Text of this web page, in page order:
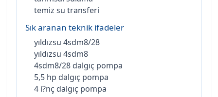
temiz su transferi
Sık aranan teknik ifadeler
yıldızsu 4sdm8/28
yıldızsu 4sdm8
4sdm8/28 dalgıç pompa
5,5 hp dalgıç pompa
4 i?nç dalgıç pompa